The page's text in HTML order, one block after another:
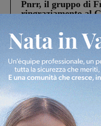
Pnrr, il gruppo di
ringraziamento al
Cronaca 4 Agosto 2026
Un anno fa la
Gianni, Giulia e
processo, lo stop ai
Cronaca 3 Agosto 2026
Scomparso da una
Fiorentino l’uomo
Levane nel 2020